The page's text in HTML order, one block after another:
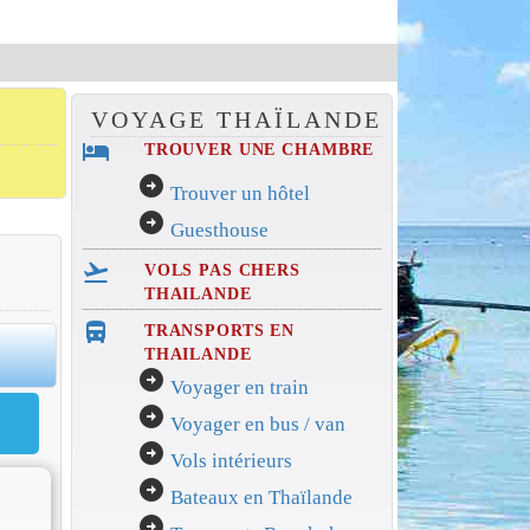
VOYAGE THAÏLANDE
hotel TROUVER UNE CHAMBRE
arrow_circle_right Trouver un hôtel
arrow_circle_right Guesthouse
flight_takeoff
VOLS PAS CHERS
THAILANDE
directions_bus_filled
TRANSPORTS EN
THAILANDE
arrow_circle_right Voyager en train
arrow_circle_right Voyager en bus / van
arrow_circle_right Vols intérieurs
arrow_circle_right Bateaux en Thaïlande